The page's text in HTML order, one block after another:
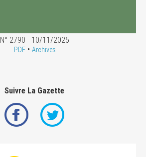
N° 2790 - 10/11/2025
PDF• Archives
Suivre La Gazette